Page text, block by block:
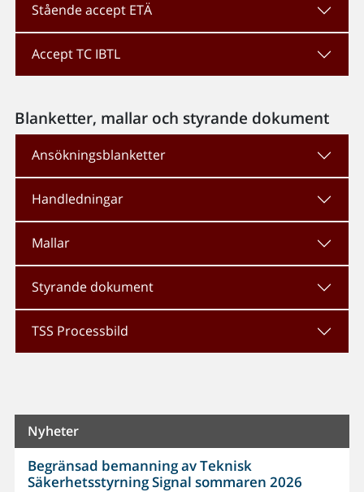
Stående accept ETÄ
Accept TC IBTL
Blanketter, mallar och styrande dokument
Ansökningsblanketter
Handledningar
Mallar
Styrande dokument
TSS Processbild
Nyheter
Begränsad bemanning av Teknisk
Säkerhetsstyrning Signal sommaren 2026